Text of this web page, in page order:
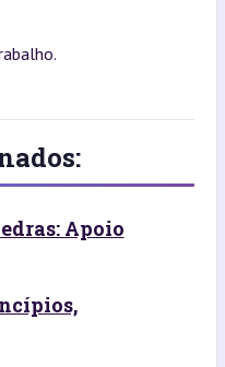
Apoio